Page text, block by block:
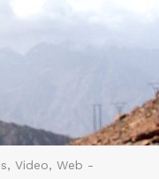
, Video, Web -